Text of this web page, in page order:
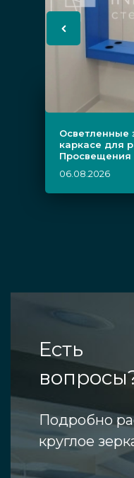
Осветленные
каркасе для
Просвещения
06.08.2026
Есть
Подробно
круглое